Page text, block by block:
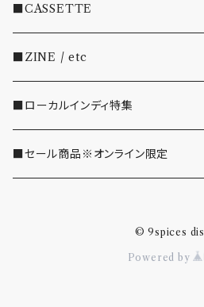
・EMO/PUNK/POST HC
・SHOEGAZE/DREAMPOP/
・OTHER(LOUD/JUNK/RAP/
■CASSETTE
■ZINE / etc
■ローカルインディ特集
■セール商品※オンライン限定
© 9spices
Powered by